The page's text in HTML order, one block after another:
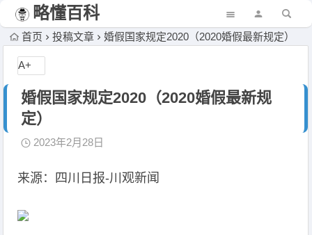
略懂百科
首页 投稿文章 婚假国家规定2020（2020婚假最新规定）
婚假国家规定2020（2020婚假最新规
定）
2023年2月28日
来源：四川日报-川观新闻
A+